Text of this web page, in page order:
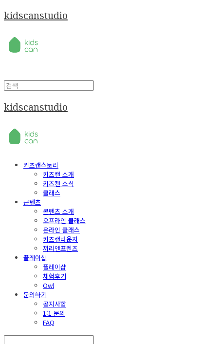
kidscanstudio
kidscanstudio
키즈캔스토리
키즈캔 소개
키즈캔 소식
클래스
콘텐츠
콘텐츠 소개
오프라인 클래스
온라인 클래스
키즈캔라운지
끼리앤프렌즈
플레이샵
플레이샵
체험후기
Owl
문의하기
공지사항
1:1 문의
FAQ